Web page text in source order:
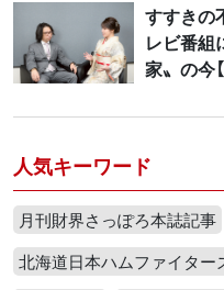
すすきの
レビ番組
家〟の今
人気キーワード
月刊財界さっぽろ本誌記事
北海道日本ハムファイター